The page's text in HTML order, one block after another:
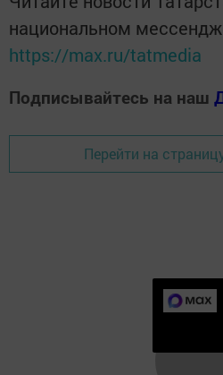
национальном
https://max.ru/tatmedia
Подписывайтесь на наш
Перейти на